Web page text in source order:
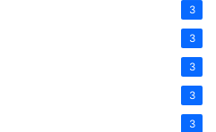
3
3
3
3
3